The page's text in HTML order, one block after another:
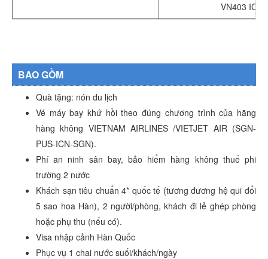
VN403 ICN
BAO GỒM
Quà tặng: nón du lịch
Vé máy bay khứ hồi theo đúng chương trình của hãng
hàng không VIETNAM AIRLINES /VIETJET AIR (SGN-
PUS-ICN-SGN).
Phí an ninh sân bay, bảo hiểm hàng không thuế phi
trường 2 nước
Khách sạn tiêu chuẩn 4* quốc tế (tương đương hệ qui đổi
5 sao hoa Hàn), 2 người/phòng, khách đi lẻ ghép phòng
hoặc phụ thu (nếu có).
Visa nhập cảnh Hàn Quốc
Phục vụ 1 chai nước suối/khách/ngày